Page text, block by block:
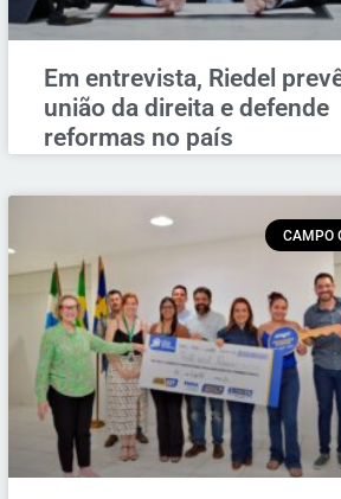
Em entrevista, Riedel
união da direita e defende
reformas no país
CAMPO